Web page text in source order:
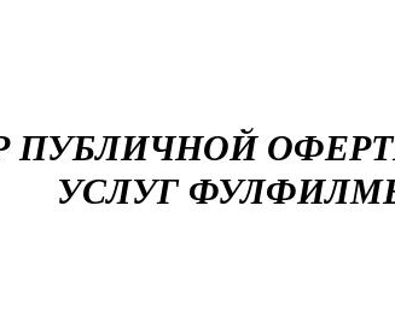
ПУБЛИЧНОЙ
УСЛУГ